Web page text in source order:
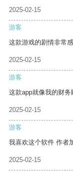
2025-02-15
游客
这款游戏的剧情非常
2025-02-15
游客
这款app就像我的财务
2025-02-15
游客
我喜欢这个软件 作者
2025-02-15